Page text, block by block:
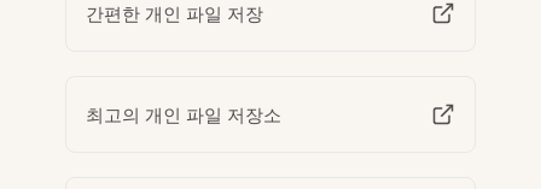
간편한 개인 파일 저장
최고의 개인 파일 저장소